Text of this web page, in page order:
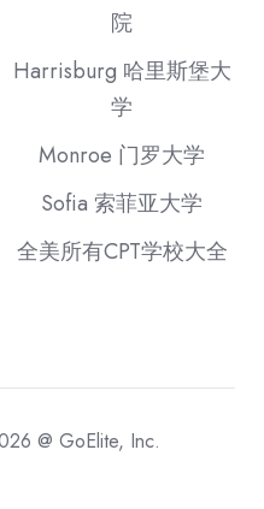
院
Harrisburg 哈里斯堡大
学
Monroe 门罗大学
Sofia 索菲亚大学
全美所有CPT学校大全
@ GoElite, Inc.